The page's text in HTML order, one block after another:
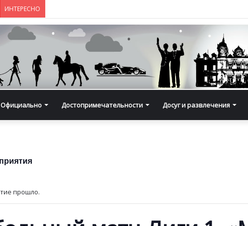
ИНТЕРЕСНО
Официально Достопримечательности Досуг и развлечения
прошло.